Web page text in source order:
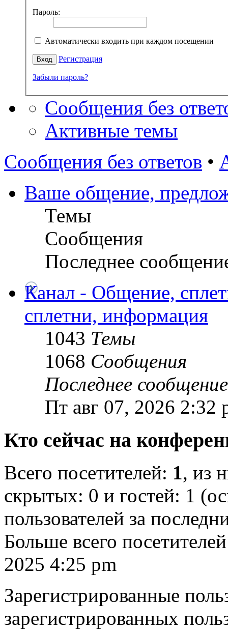
Пароль:
Автоматически входить при каждом посещении
Регистрация
Забыли пароль?
Сообщения без
Активные темы
Сообщения без ответов •
Ваше общение,
Темы
Сообщения
Последнее
Канал - Общение,
сплетни, информация
1043 Темы
1068 Сообщения
Последнее сообщение
Пт авг 07, 2026 2:32
Кто сейчас на
Всего посетителей: 1, из
скрытых: 0 и гостей: 1
пользователей за
Больше всего
2025 4:25 pm
Зарегистрированные
зарегистрированных